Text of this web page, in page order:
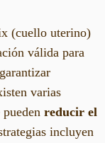
(cuello uterino)
válida para
varias
pueden reducir el
incluyen